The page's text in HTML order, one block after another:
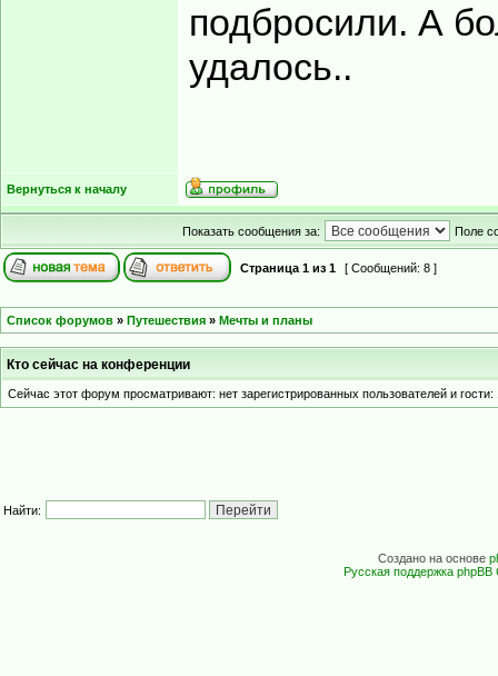
подбросили. А
удалось..
Вернуться к началу
Показать сообщения за: Поле
Страница 1 из 1 [ Сообщений: 8 ]
Список форумов » Путешествия » Мечты и планы
Кто сейчас на конференции
Сейчас этот форум просматривают: нет зарегистрированных пользователей и гости:
Найти:
Создано на основе
Русская поддержка phpBB